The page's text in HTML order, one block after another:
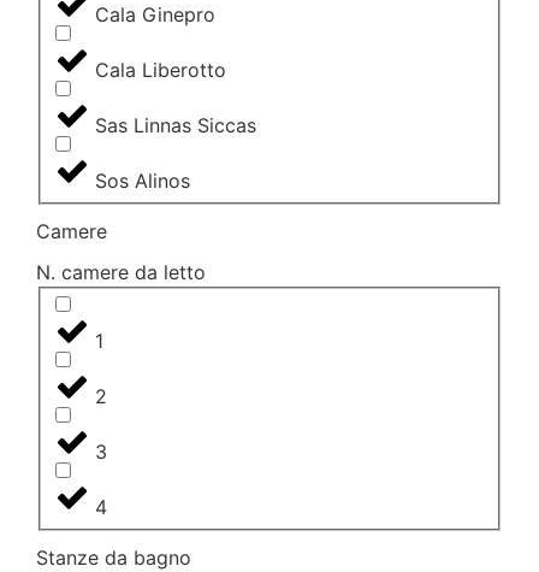
Cala Ginepro
Cala Liberotto
Sas Linnas Siccas
Sos Alinos
Camere
N. camere da letto
1
2
3
4
Stanze da bagno